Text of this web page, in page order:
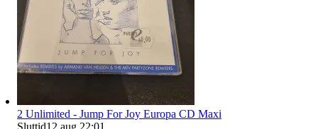
2 Unlimited - Jump For Joy Europa CD Maxi